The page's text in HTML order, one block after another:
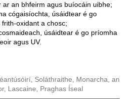
an bhfeirm agus buíocáin uibhe;
cógaisíochta, úsáidtear é go
oxidant a chosc;
úsáidtear é go príomha
agus UV.
Soláthraithe, Monarcha, an
Lascaine, Praghas Íseal